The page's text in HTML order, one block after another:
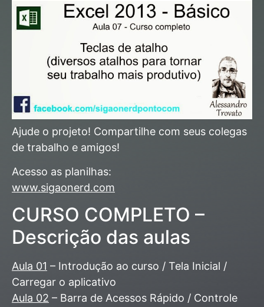
Ajude o projeto! Compartilhe com seus colegas
de trabalho e amigos!
Acesso as planilhas:
www.sigaonerd.com
CURSO COMPLETO –
Descrição das aulas
Aula 01 – Introdução ao curso / Tela Inicial /
Carregar o aplicativo
Aula 02 – Barra de Acessos Rápido / Controle